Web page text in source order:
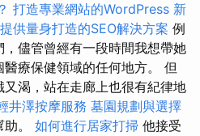
打造專業網站的WordPress 新
提供量身打造的SEO解決方案 例
儘管曾經有一段時間我想帶她
療保健領域的任何地方。 但
渴，站在走廊上也很有紀律地
井澤按摩服務 墓園規劃與選擇
。 如何進行居家打掃 他接受